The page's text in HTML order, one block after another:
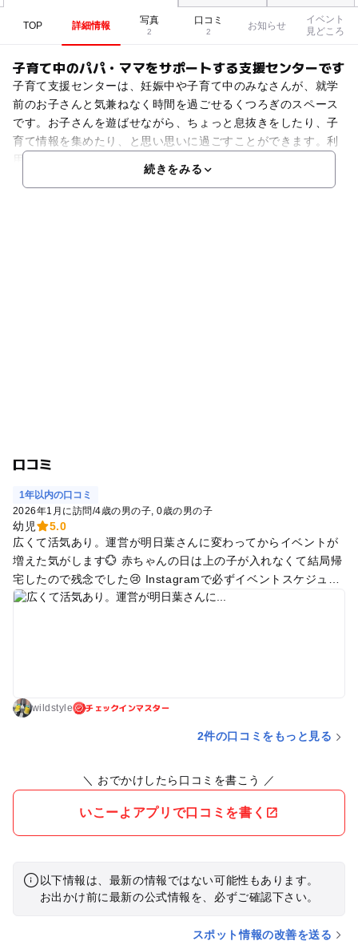
TOP 詳細情報 写真
2
口コミ
2
お知らせ
イベント
見どころ
子育て中のパパ・ママをサポートする支援センターです
子育て支援センターは、妊娠中や子育て中のみなさんが、就学
前のお子さんと気兼ねなく時間を過ごせるくつろぎのスペース
です。お子さんを遊ばせながら、ちょっと息抜きをしたり、子
育て情報を集めたり、と思い思いに過ごすことができます。利
用するにあたり、予約は必要ありません。子育てアドバイザー
続きをみる
口コミ
1年以内の口コミ
2026年1月に訪問/4歳の男の子 0歳の男の子
幼児
5.0
広くて活気あり。運営が明日葉さんに変わってからイベントが
増えた気がします💮 赤ちゃんの日は上の子が入れなくて結局帰
宅したので残念でした😢 Instagramで必ずイベントスケジュー
ル確認して行ったほうが良いです。 またお邪魔します！
wildstyle チェックインマスター
2件の口コミをもっと見る
＼ おでかけしたら口コミを書こう ／
いこーよアプリで口コミを書く
以下情報は、最新の情報ではない可能性もあります。
お出かけ前に最新の公式情報を、必ずご確認下さい。
スポット情報の改善を送る